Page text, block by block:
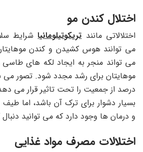
اختلال کندن مو
اختلالاتی مانندتریکوتیلومانیاشرایط
می ‌توانند هوس کشیدن و کندن
می ‌تواند منجر به ایجاد لکه ‌های طاسی
درصد از جمعیت را تحت تاثیر قرار می
بسیار دشوار برای ترک آن باشد، اما
و درمان ها وجود دارد که می توانید دنبال
اختلالات مصرف مواد غذایی